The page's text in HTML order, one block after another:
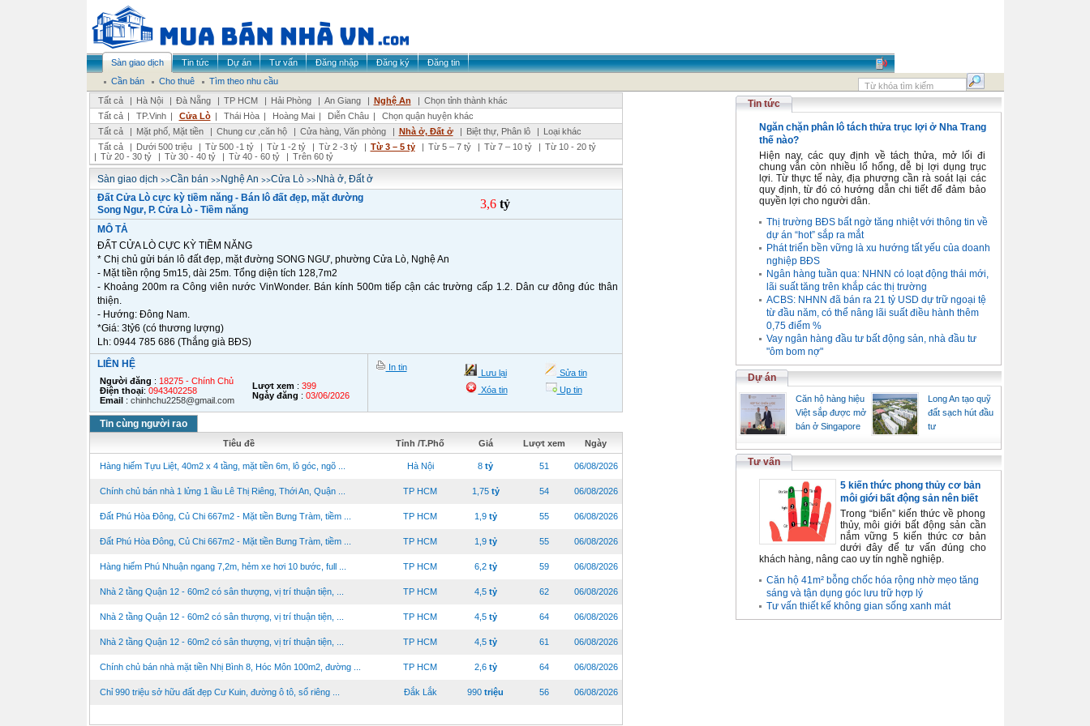
Sàn giao dịch Tin tức Dự án Tư vấn Đăng nhập Đăng ký
Đăng tin
Cần bán
Cho thuê
Tìm theo nhu cầu
Tất cả
| Hà Nội | Đà Nẵng | TP HCM | Hải Phòng | An Giang | Nghệ An | Chọn tỉnh thành khác
Tất cả | TP.Vinh | Cửa Lò | Thái Hòa | Hoàng Mai | Diễn Châu |
Chọn quận huyện khác
Tất cả
| Mặt phố, Mặt tiền | Chung cư ,căn hộ | Cửa hàng, Văn phòng | Nhà ở, Đất ở | Biệt thự, Phân lô | Loại khác
Tất cả
| Dưới 500 triệu | Từ 500 -1 tỷ | Từ 1 -2 tỷ | Từ 2 -3 tỷ | Từ 3 – 5 tỷ | Từ 5 – 7 tỷ | Từ 7 – 10 tỷ | Từ 10 - 20 tỷ
| Từ 20 - 30 tỷ | Từ 30 - 40 tỷ | Từ 40 - 60 tỷ | Trên 60 tỷ
Sàn giao dịch >>Cần bán >>Nghệ An >>Cửa Lò>>Nhà ở, Đất ở
Đất Cửa Lò cực kỳ tiềm năng - Bán lô đất đẹp, mặt đường
Song Ngư, P. Cửa Lò - Tiềm năng
3,6 tỷ
MÔ TẢ
ĐẤT CỬA LÒ CỰC KỲ TIỀM NĂNG
* Chị chủ gửi bán lô đất đẹp, mặt đường SONG NGƯ, phường Cửa Lò, Nghệ An
- Mặt tiền rộng 5m15, dài 25m. Tổng diện tích 128,7m2
- Khoảng 200m ra Công viên nước VinWonder. Bán kính 500m tiếp cận các trường cấp 1.2. Dân cư đông đúc thân
thiện.
- Hướng: Đông Nam.
*Giá: 3tỷ6 (có thương lượng)
Lh: 0944 785 686 (Thắng già BĐS)
LIÊN HỆ
Người đăng : 18275 - Chính Chủ
Điện thoại: 0943402258
Email: chinhchu2258@gmail.com
Lượt xem: 399
Ngày đăng : 03/06/2026
In tin
Lưu lại
Sửa tin
Xóa tin
Up tin
Tin cùng người rao
Tiêu đề Tỉnh /T.Phố Giá Lượt xem Ngày
Hàng hiếm Tựu Liệt, 40m2 x 4 tầng, mặt tiền 6m, lô góc, ngõ ... Hà Nội 8 tỷ 51 06/08/2026
Chính chủ bán nhà 1 lửng 1 lầu Lê Thị Riêng, Thới An, Quận ... TP HCM 1,75 tỷ 54 06/08/2026
Đất Phú Hòa Đông, Củ Chi 667m2 - Mặt tiền Bưng Tràm, tiềm ... TP HCM 1,9 tỷ 55 06/08/2026
Đất Phú Hòa Đông, Củ Chi 667m2 - Mặt tiền Bưng Tràm, tiềm ... TP HCM 1,9 tỷ 55 06/08/2026
Hàng hiếm Phú Nhuận ngang 7,2m, hẻm xe hơi 10 bước, full ... TP HCM 6,2 tỷ 59 06/08/2026
Nhà 2 tầng Quận 12 - 60m2 có sân thượng, vị trí thuận tiện, ... TP HCM 4,5 tỷ 62 06/08/2026
Nhà 2 tầng Quận 12 - 60m2 có sân thượng, vị trí thuận tiện, ... TP HCM 4,5 tỷ 64 06/08/2026
Nhà 2 tầng Quận 12 - 60m2 có sân thượng, vị trí thuận tiện, ... TP HCM 4,5 tỷ 61 06/08/2026
Chính chủ bán nhà mặt tiền Nhị Bình 8, Hóc Môn 100m2, đường ... TP HCM 2,6 tỷ 64 06/08/2026
Chỉ 990 triệu sở hữu đất đẹp Cư Kuin, đường ô tô, sổ riêng ... Đắk Lắk 990 triệu 56 06/08/2026
Tin tức
Ngăn chặn phân lô tách thửa trục lợi ở Nha Trang
thế nào?
Hiện nay, các quy định về tách thửa, mở lối đi
chung vẫn còn nhiều lổ hổng, dễ bị lợi dụng trục
lợi. Từ thực tế này, địa phương cần rà soát lại các
quy định, từ đó có hướng dẫn chi tiết để đảm bảo
quyền lợi cho người dân.
Thị trường BĐS bất ngờ tăng nhiệt với thông tin về
dự án “hot” sắp ra mắt
Phát triển bền vững là xu hướng tất yếu của doanh
nghiệp BĐS
Ngân hàng tuần qua: NHNN có loạt động thái mới,
lãi suất tăng trên khắp các thị trường
ACBS: NHNN đã bán ra 21 tỷ USD dự trữ ngoại tệ
từ đầu năm, có thể nâng lãi suất điều hành thêm
0,75 điểm %
Vay ngân hàng đầu tư bất động sản, nhà đầu tư
"ôm bom nợ"
Dự án
Căn hộ hàng hiệu
Việt sắp được mở
bán ở Singapore
Long An tạo quỹ
đất sạch hút đầu
tư
Tư vấn
5 kiến thức phong thủy cơ bản
môi giới bất động sản nên biết
Trong “biển” kiến thức về phong
thủy, môi giới bất động sản cần
nắm vững 5 kiến thức cơ bản
dưới đây để tư vấn đúng cho
khách hàng, nâng cao uy tín nghề nghiệp.
Căn hộ 41m² bỗng chốc hóa rộng nhờ mẹo tăng
sáng và tận dụng góc lưu trữ hợp lý
Tư vấn thiết kế không gian sống xanh mát